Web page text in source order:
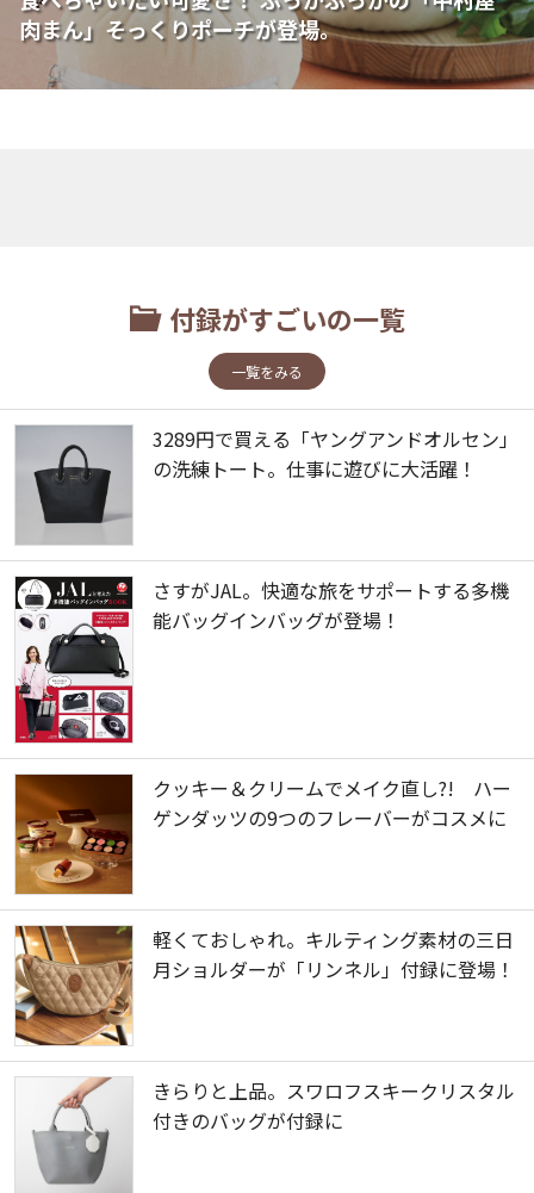
肉まん」そっくりポーチが登場。
付録がすごいの一覧
一覧をみる
3289円で買える「ヤングアンドオルセン」
の洗練トート。仕事に遊びに大活躍！
さすがJAL。快適な旅をサポートする多機
能バッグインバッグが登場！
クッキー＆クリームでメイク直し?! ハー
ゲンダッツの9つのフレーバーがコスメに
軽くておしゃれ。キルティング素材の三日
月ショルダーが「リンネル」付録に登場！
きらりと上品。スワロフスキークリスタル
付きのバッグが付録に